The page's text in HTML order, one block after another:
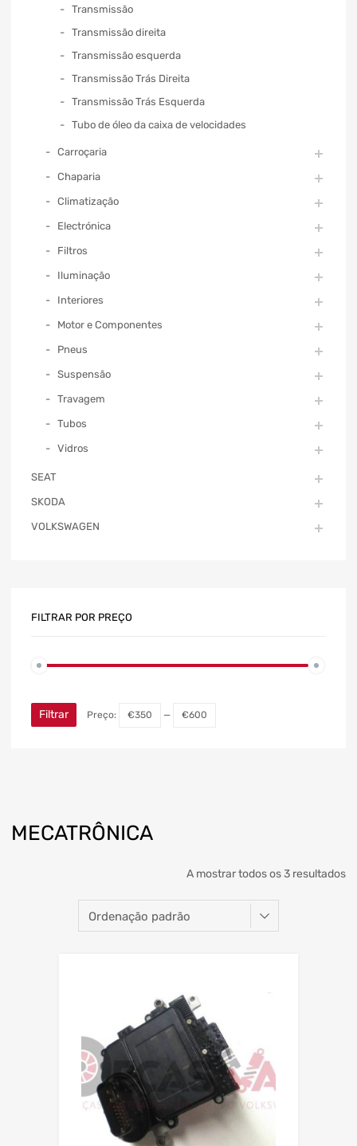
MECATRÔNICA
A mostrar todos os 3 resultados
Transmissão
Transmissão direita
Transmissão esquerda
Transmissão Trás Direita
Transmissão Trás Esquerda
Tubo de óleo da caixa de velocidades
Carroçaria
Chaparia
Climatização
Electrónica
Filtros
Iluminação
Interiores
Motor e Componentes
Pneus
Suspensão
Travagem
Tubos
Vidros
SEAT
SKODA
VOLKSWAGEN
FILTRAR POR PREÇO
Filtrar Preço: €350 — €600